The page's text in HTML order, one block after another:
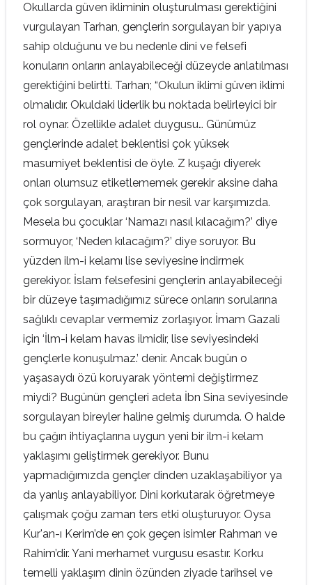
Okullarda güven ikliminin oluşturulması gerektiğini
vurgulayan Tarhan, gençlerin sorgulayan bir yapıya
sahip olduğunu ve bu nedenle dini ve felsefi
konuların onların anlayabileceği düzeyde anlatılması
gerektiğini belirtti. Tarhan; “Okulun iklimi güven iklimi
olmalıdır. Okuldaki liderlik bu noktada belirleyici bir
rol oynar. Özellikle adalet duygusu… Günümüz
gençlerinde adalet beklentisi çok yüksek
masumiyet beklentisi de öyle. Z kuşağı diyerek
onları olumsuz etiketlememek gerekir aksine daha
çok sorgulayan, araştıran bir nesil var karşımızda.
Mesela bu çocuklar ‘Namazı nasıl kılacağım?’ diye
sormuyor, ‘Neden kılacağım?’ diye soruyor. Bu
yüzden ilm-i kelamı lise seviyesine indirmek
gerekiyor. İslam felsefesini gençlerin anlayabileceği
bir düzeye taşımadığımız sürece onların sorularına
sağlıklı cevaplar vermemiz zorlaşıyor. İmam Gazali
için ‘İlm-i kelam havas ilmidir, lise seviyesindeki
gençlerle konuşulmaz.’ denir. Ancak bugün o
yaşasaydı özü koruyarak yöntemi değiştirmez
miydi? Bugünün gençleri adeta İbn Sina seviyesinde
sorgulayan bireyler haline gelmiş durumda. O halde
bu çağın ihtiyaçlarına uygun yeni bir ilm-i kelam
yaklaşımı geliştirmek gerekiyor. Bunu
yapmadığımızda gençler dinden uzaklaşabiliyor ya
da yanlış anlayabiliyor. Dini korkutarak öğretmeye
çalışmak çoğu zaman ters etki oluşturuyor. Oysa
Kur'an-ı Kerim’de en çok geçen isimler Rahman ve
Rahim’dir. Yani merhamet vurgusu esastır. Korku
temelli yaklaşım dinin özünden ziyade tarihsel ve